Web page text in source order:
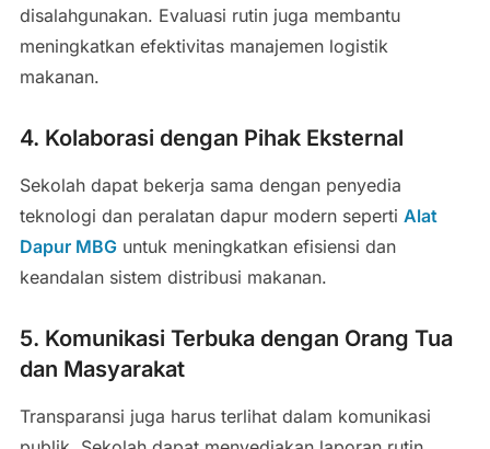
disalahgunakan. Evaluasi rutin juga membantu
meningkatkan efektivitas manajemen logistik
makanan.
4. Kolaborasi dengan Pihak Eksternal
Sekolah dapat bekerja sama dengan penyedia
teknologi dan peralatan dapur modern seperti Alat
Dapur MBGuntuk meningkatkan efisiensi dan
keandalan sistem distribusi makanan.
5. Komunikasi Terbuka dengan Orang Tua
dan Masyarakat
Transparansi juga harus terlihat dalam komunikasi